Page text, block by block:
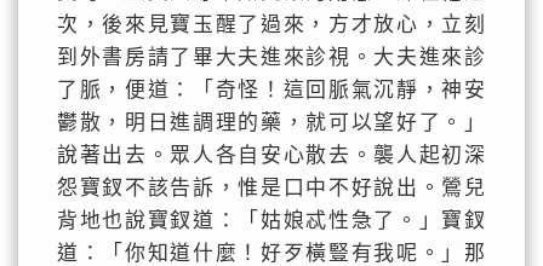
次，後來見寶玉醒了過來，方才放心，立刻
到外書房請了畢大夫進來診視。大夫進來診
了脈，便道：「奇怪！這回脈氣沉靜，神安
鬱散，明日進調理的藥，就可以望好了。」
說著出去。眾人各自安心散去。襲人起初深
怨寶釵不該告訴，惟是口中不好說出。鶯兒
背地也說寶釵道：「姑娘忒性急了。」寶釵
道：「你知道什麼！好歹橫豎有我呢。」那